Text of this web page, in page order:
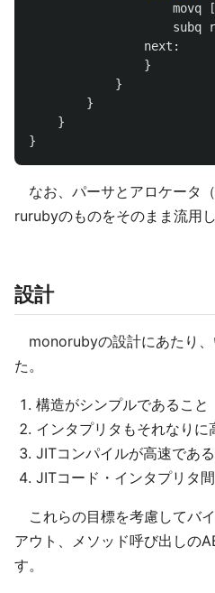
movq
[
subq
next :
}
}
}
}
}
なお、パーサとアロケータ
rurubyのものをそのまま流用し
設計
monorubyの設計にあたり、
た。
構造がシンプルであること
インタプリタもそれなりに
JITコンパイルが高速であ
JITコード・インタプリタ
これらの目標を考慮してバ
アウト、メソッド呼び出しの
す。